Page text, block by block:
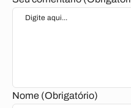
Nome (Obrigatório)